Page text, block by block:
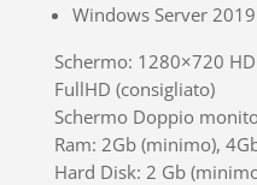
Windows Server
Schermo: 1280×720
FullHD (consigliato)
Schermo Doppio
Ram: 2Gb (minimo),
Hard Disk: 2 Gb